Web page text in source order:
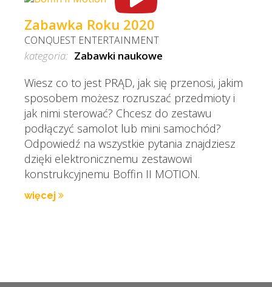
Zabawka Roku 2020
CONQUEST ENTERTAINMENT
kategoria: Zabawki naukowe
Wiesz co to jest PRĄD, jak się przenosi, jakim
sposobem możesz rozruszać przedmioty i
jak nimi sterować? Chcesz do zestawu
podłączyć samolot lub mini samochód?
Odpowiedź na wszystkie pytania znajdziesz
dzięki elektronicznemu zestawowi
konstrukcyjnemu Boffin II MOTION.
więcej